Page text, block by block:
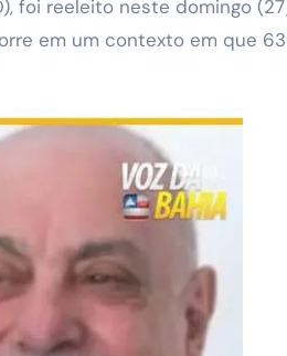
foi reeleito neste domingo
em um contexto em que